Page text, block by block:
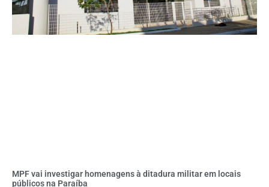
MPF vai investigar homenagens à ditadura militar em locais
públicos na Paraíba